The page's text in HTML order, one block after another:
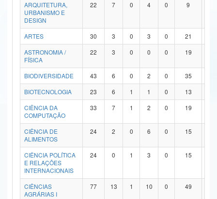
Ministério da Mulher, da Família e dos Direitos Humanos
Secretaria de Governo
Advocacia-Geral da União
Banco Central do Brasil
ARQUITETURA,
URBANISMO E
DESIGN
22 7 0 4 0 9
ARTES 30 3 0 3 0 21
ASTRONOMIA /
FÍSICA
22 3 0 0 0 19
BIODIVERSIDADE 43 6 0 2 0 35
BIOTECNOLOGIA
23 6 1 1 0 13
CIÊNCIA DA
COMPUTAÇÃO
33 7 1 2 0 19
CIÊNCIA DE
ALIMENTOS
24 2 0 6 0 15
CIÊNCIA POLÍTICA
E RELAÇÕES
INTERNACIONAIS
24 0 1 3 0 15
CIÊNCIAS
AGRÁRIAS I
77 13 1 10 0 49